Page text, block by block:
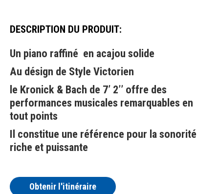
DESCRIPTION DU PRODUIT:
Un piano raffiné en acajou solide
Au désign de Style Victorien
le Kronick & Bach de 7’ 2’’ offre des
performances musicales remarquables en
tout points
Il constitue une référence pour la sonorité
riche et puissante
Obtenir l'itinéraire